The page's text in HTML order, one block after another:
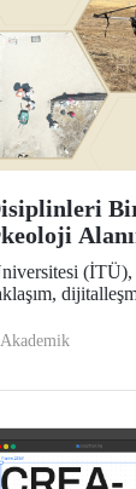
(İTÜ),
kazandırıyor.
Akademik